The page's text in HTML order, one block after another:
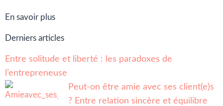
En savoir plus
Derniers articles
Entre solitude et liberté : les paradoxes de
l’entrepreneuse
Peut-on être amie avec ses client(e)s
? Entre relation sincère et équilibre